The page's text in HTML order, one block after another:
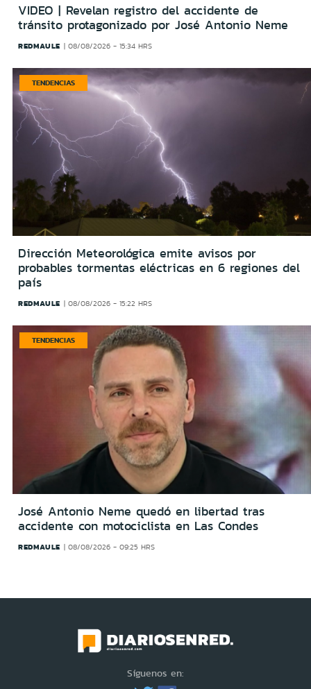
VIDEO | Revelan registro del accidente de
tránsito protagonizado por José Antonio Neme
REDMAULE 08/08/2026 - 15:34 HRS
TENDENCIAS
Dirección Meteorológica emite avisos por
probables tormentas eléctricas en 6 regiones del
país
REDMAULE 08/08/2026 - 15:22 HRS
TENDENCIAS
José Antonio Neme quedó en libertad tras
accidente con motociclista en Las Condes
REDMAULE 08/08/2026 - 09:25 HRS
Síguenos en: